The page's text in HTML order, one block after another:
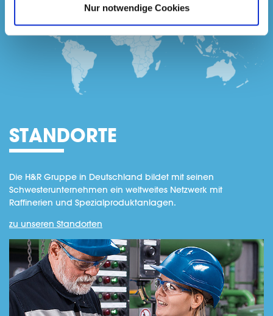
Nur notwendige Cookies
STANDORTE
Die H&R Gruppe in Deutschland bildet mit seinen
Schwesterunternehmen ein weltweites Netzwerk mit
Raffinerien und Spezialproduktanlagen.
zu unseren Standorten